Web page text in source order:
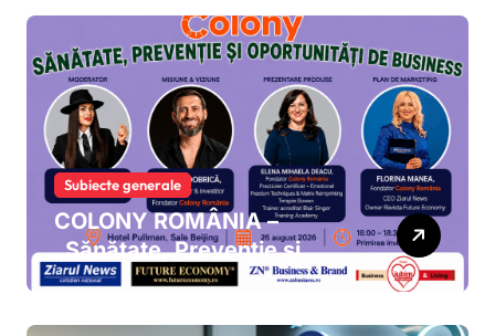
Subiecte generale
COLONY ROMÂNIA –
„Sănătate, Prevenție și
Oportunități de Business”